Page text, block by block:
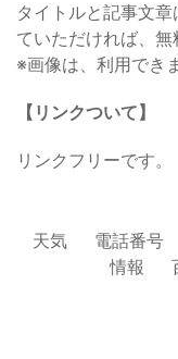
タイトルと記事文
ていただければ、無
※画像は、利用でき
【リンクついて】
リンクフリーです。
天気 電話番号
情報